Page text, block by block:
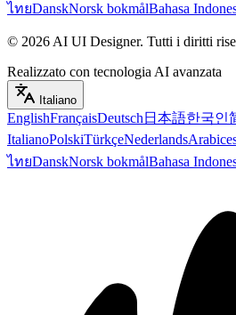
ไทยDanskNorsk bokmålBahasa
© 2026 AI UI Designer. Tutti i diritti
Realizzato con tecnologia AI avanzata
Italiano
EnglishFrançaisDeutsch 日本語한국인
ItalianoPolskiTürkçeNederlandsArabic
ไทยDanskNorsk bokmålBahasa